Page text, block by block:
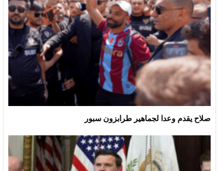
صلاح يقدم وعدا لجماهير طرابزون سبور